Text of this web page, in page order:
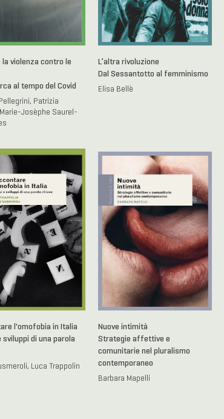
la violenza contro le
al tempo del Covid
Patrizia
Josèphe Saurel-
L’altra rivoluzione
Dal Sessantotto al femminismo
Elisa Bellè
l'omofobia in Italia
sviluppi di una parola
Luca Trappolin
Nuove intimità
Strategie affettive e
comunitarie nel pluralismo
contemporaneo
Barbara Mapelli